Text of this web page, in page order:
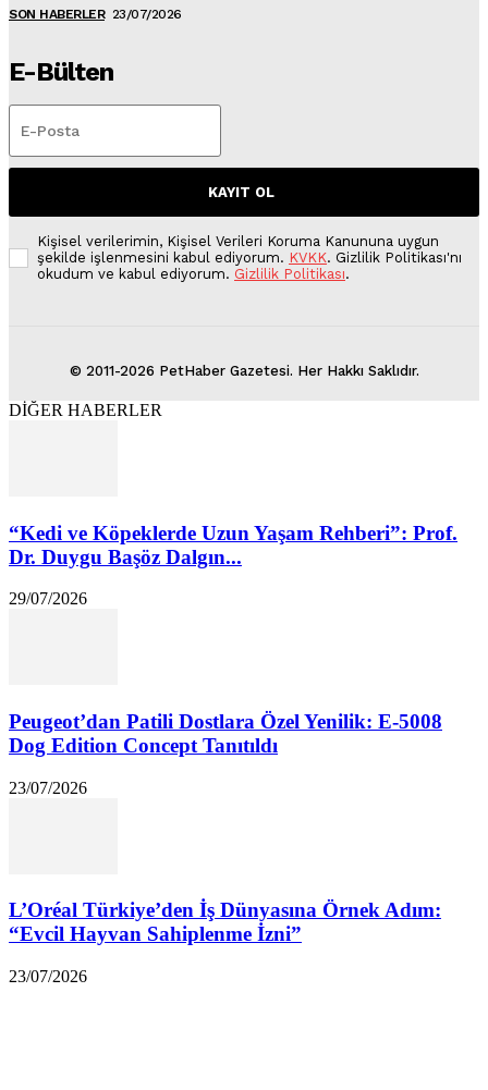
SON HABERLER 23/07/2026
E-Bülten
KAYIT OL
Kişisel verilerimin, Kişisel Verileri Koruma Kanununa uygun
şekilde işlenmesini kabul ediyorum. KVKK. Gizlilik Politikası'nı
okudum ve kabul ediyorum. Gizlilik Politikası.
© 2011-2026 PetHaber Gazetesi. Her Hakkı Saklıdır.
DİĞER HABERLER
“Kedi ve Köpeklerde Uzun Yaşam Rehberi”: Prof.
Dr. Duygu Başöz Dalgın...
29/07/2026
Peugeot’dan Patili Dostlara Özel Yenilik: E-5008
Dog Edition Concept Tanıtıldı
23/07/2026
L’Oréal Türkiye’den İş Dünyasına Örnek Adım:
“Evcil Hayvan Sahiplenme İzni”
23/07/2026